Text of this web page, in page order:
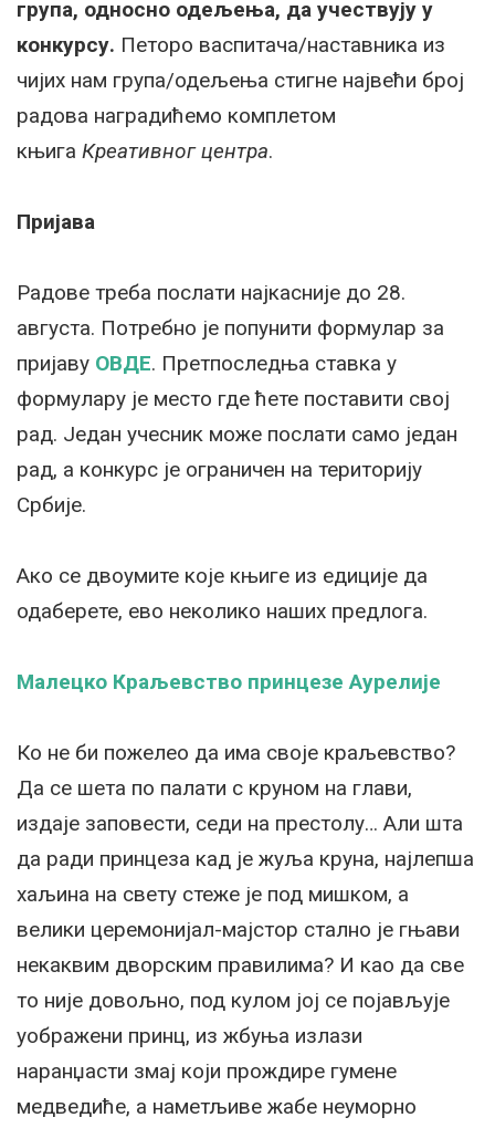
група, односно одељења, да учествују у
конкурсу. Петоро васпитача/наставника из
чијих нам група/одељења стигне највећи број
радова наградићемо комплетом
књига Креативног центра.
Пријава
Радове треба послати најкасније до 28.
августа. Потребно је попунити формулар за
пријаву ОВДЕ. Претпоследња ставка у
формулару је место где ћете поставити свој
рад. Један учесник може послати само један
рад, а конкурс је ограничен на територију
Србије.
Ако се двоумите које књиге из едиције да
одаберете, ево неколико наших предлога.
Малецко Краљевство принцезе Аурелије
Ко не би пожелео да има своје краљевство?
Да се шета по палати с круном на глави,
издаје заповести, седи на престолу… Али шта
да ради принцеза кад је жуља круна, најлепша
хаљина на свету стеже је под мишком, а
велики церемонијал-мајстор стално је гњави
некаквим дворским правилима? И као да све
то није довољно, под кулом јој се појављује
уображени принц, из жбуња излази
наранџасти змај који прождире гумене
медведиће, а наметљиве жабе неуморно